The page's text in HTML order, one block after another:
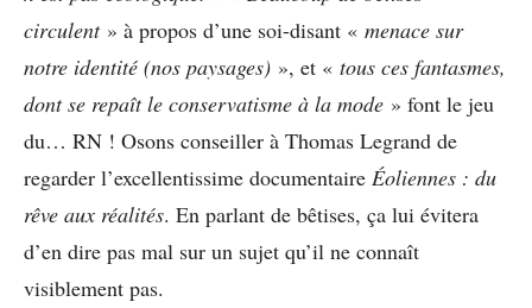
circulent» à propos d’une soi-disant « menace sur
notre identité (nos paysages) », et « tous ces fantasmes,
dont se repaît le conservatisme à la mode » font le jeu
du… RN ! Osons conseiller à Thomas Legrand de
regarder l’excellentissime documentaire Éoliennes : du
rêve aux réalités. En parlant de bêtises, ça lui évitera
d’en dire pas mal sur un sujet qu’il ne connaît
visiblement pas.